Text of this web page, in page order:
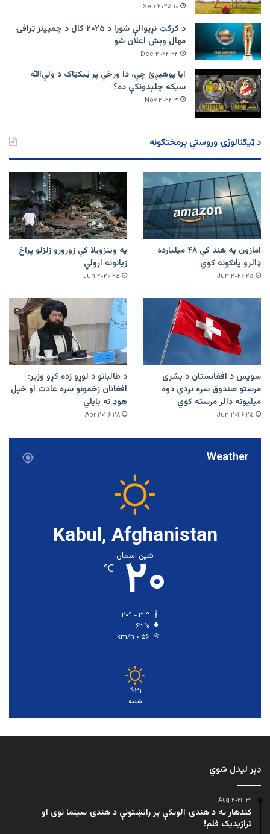
۱۰ Sep ۲۰۲۵
د کرکټ نړیوالې شورا د ۲۰۲۵ کال د چمپینز ټرافۍ
مهال وېش اعلان شو
۲۴ Dec ۲۰۲۴
ایا پوهیږئ چې، دا ورځې پر ټيکټاک د ولي‌الله
سیکه چلېدونکې ده؟
۳ Nov ۲۰۲۴
د ټیګنالوژۍ وروستي پرمختګونه
امازون په هند کې ۴۸ میلیارده
ډالرو پانګونه کوي
۲۵ Jun ۲۰۲۶
په وینزویلا کې زورورو زلزلو پراخ
زیانونه اړولي
۲۵ Jun ۲۰۲۶
سویس د افغانستان د بشري
مرستو صندوق سره نږدې دوه
میلیونه ډالر مرسته کوي
۲۵ Jun ۲۰۲۶
د طالبانو د لوړو زده کړو وزیر:
افغانان زخمونو سره عادت او خپل
هوډ نه بایلي
۲۸ Apr ۲۰۲۶
Weather
Kabul, Afghanistan
شین اسمان
۲۰ ℃
۶۳%
۰.۵۶ km/h
۲۱℃
شنبه
ډېر لیدل شوي
۳۱ Aug ۲۰۲۴
کندهار ته د هندۍ الوتکې پر راتښتونې د هندۍ سینما نوی او
تراژيديک فلم!